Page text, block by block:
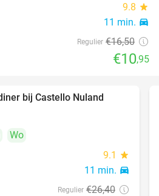
9.8 star
11 min. directions_car
Regulier €16,50
€10,95
bij Castello Nuland
Wo
9.1 star
11 min. directions_car
Regulier €26,40